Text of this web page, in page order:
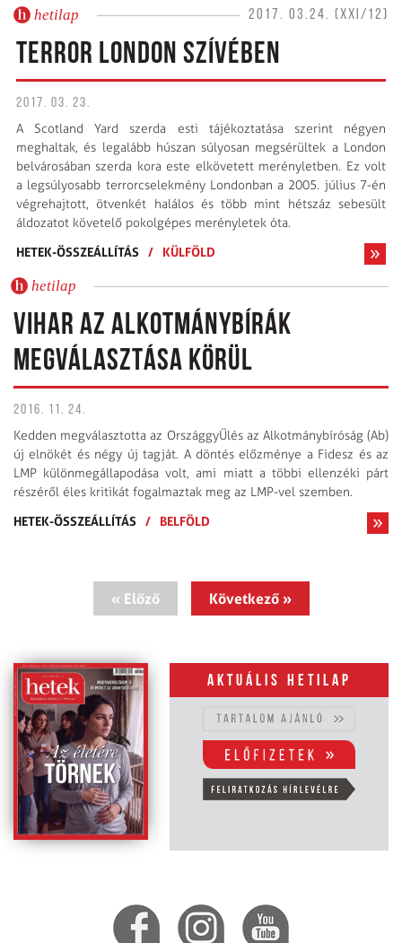
hetilap 2017. 03.24. (XXI/12)
TERROR LONDON SZÍVÉBEN
2017. 03. 23.
A Scotland Yard szerda esti tájékoztatása szerint négyen
meghaltak, és legalább húszan súlyosan megsérültek a London
belvárosában szerda kora este elkövetett merényletben. Ez volt
a legsúlyosabb terrorcselekmény Londonban a 2005. július 7-én
végrehajtott, ötvenkét halálos és több mint hétszáz sebesült
áldozatot követelő pokolgépes merényletek óta.
HETEK-ÖSSZEÁLLÍTÁS / KÜLFÖLD
hetilap
VIHAR AZ ALKOTMÁNYBÍRÁK
MEGVÁLASZTÁSA KÖRÜL
2016. 11. 24.
Kedden megválasztotta az OrszággyŰlés az Alkotmánybíróság (Ab)
új elnökét és négy új tagját. A döntés előzménye a Fidesz és az
LMP különmegállapodása volt, ami miatt a többi ellenzéki párt
részéről éles kritikát fogalmaztak meg az LMP-vel szemben.
HETEK-ÖSSZEÁLLÍTÁS / BELFÖLD
« Előző Következő »
Aktuális hetilap